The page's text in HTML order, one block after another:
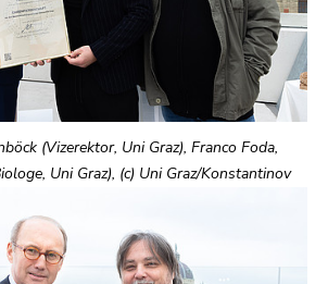
(Vizerektor, Uni Graz), Franco Foda,
Uni Graz), (c) Uni Graz/Konstantinov